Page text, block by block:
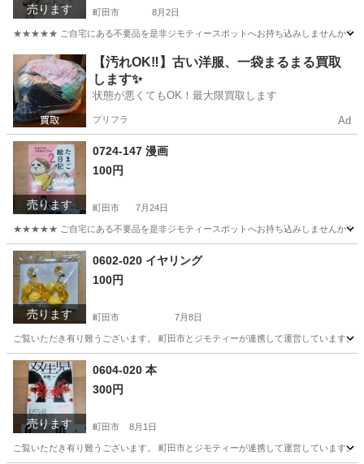
売ります 町田市 8月2日
★★★★★ ご自宅にある不要品を是非ジモティースポットへお持ち込みしませんか？
東京 町田市 セーター 現地
【汚れOK‼️】古い洋服、一袋まるまる買取
します✨
状態が悪くてもOK！最大限買取します
プリフラ Ad
売ります
0724-147 漫画
100円
町田市 7月24日
★★★★★ ご自宅にある不要品を是非ジモティースポットへお持ち込みしませんか？
東京 町田市 マンガ、コミック、アニメ
売ります
0602-020 イヤリング
100円
町田市 7月8日
ご覧いただき有り難うございます。 町田市とジモティーが連携して運営していま
東京 町田市 アクセサリー
売ります
0604-020 本
300円
町田市 8月1日
ご覧いただき有り難うございます。 町田市とジモティーが連携して運営していま